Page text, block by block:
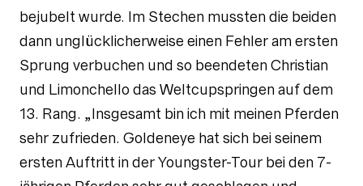
bejubelt wurde. Im Stechen mussten die beiden
dann unglücklicherweise einen Fehler am ersten
Sprung verbuchen und so beendeten Christian
und Limonchello das Weltcupspringen auf dem
13. Rang. „Insgesamt bin ich mit meinen Pferden
sehr zufrieden. Goldeneye hat sich bei seinem
ersten Auftritt in der Youngster-Tour bei den 7-